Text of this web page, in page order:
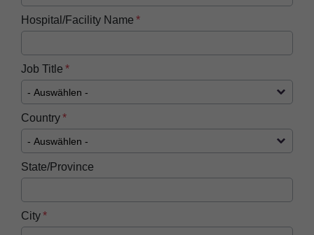
Hospital/Facility Name
Job Title
Country
State/Province
City